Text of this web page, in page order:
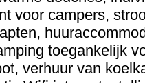
voor campers,
toegankelijk
verhuur van